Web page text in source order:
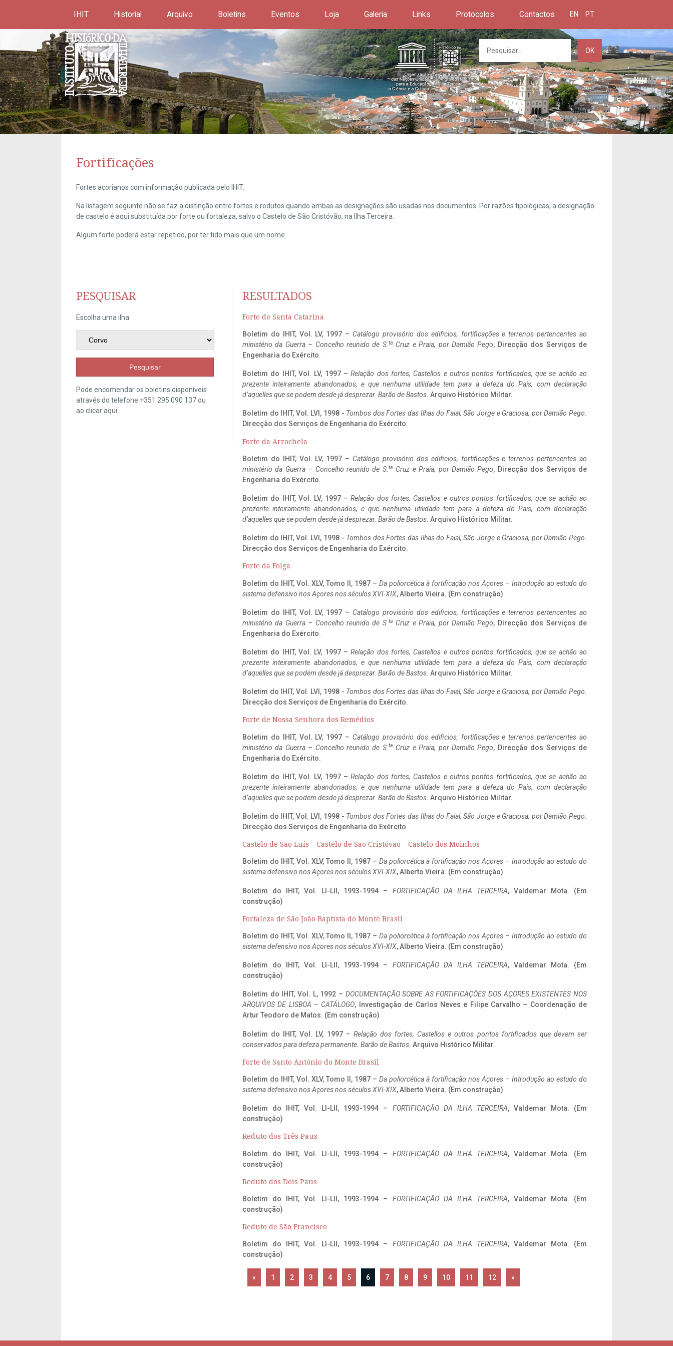
IHIT Historial Arquivo Boletins Eventos Loja Galeria Links Protocolos Contactos EN PT
OK
Fortificações
Fortes açorianos com informação publicada pelo IHIT.
Na listagem seguinte não se faz a distinção entre fortes e redutos quando ambas as designações são usadas nos documentos. Por razões tipológicas, a designação
de castelo é aqui substituída por forte ou fortaleza, salvo o Castelo de São Cristóvão, na Ilha Terceira.
Algum forte poderá estar repetido, por ter tido mais que um nome.
PESQUISAR
Escolha uma ilha:
Pesquisar
Pode encomendar os boletins disponíveis
através do telefone +351 295 090 137 ou
ao clicaraqui
RESULTADOS
Forte de Santa Catarina
Boletim do IHIT, Vol. LV, 1997 – Catálogo provisório dos edificios, fortificações e terrenos pertencentes ao
ministério da Guerra – Concelho reunido de S. ta Cruz e Praia, por Damião Pego, Direcção dos Serviços de
Engenharia do Exército.
Boletim do IHIT, Vol. LV, 1997 –Relação dos fortes, Castellos e outros pontos fortificados, que se achão ao
prezente inteiramente abandonados, e que nenhuma utilidade tem para a defeza do Pais, com declaração
d’aquelles que se podem desde já desprezar. Barão de Bastos. Arquivo Histórico Militar.
Boletim do IHIT, Vol. LVI, 1998 - Tombos dos Fortes das Ilhas do Faial, São Jorge e Graciosa, por Damião Pego.
Direcção dos Serviços de Engenharia do Exército.
Forte da Arrochela
Boletim do IHIT, Vol. LV, 1997 – Catálogo provisório dos edificios, fortificações e terrenos pertencentes ao
ministério da Guerra – Concelho reunido de S. ta Cruz e Praia, por Damião Pego, Direcção dos Serviços de
Engenharia do Exército.
Boletim do IHIT, Vol. LV, 1997 –Relação dos fortes, Castellos e outros pontos fortificados, que se achão ao
prezente inteiramente abandonados, e que nenhuma utilidade tem para a defeza do Pais, com declaração
d’aquelles que se podem desde já desprezar. Barão de Bastos. Arquivo Histórico Militar.
Boletim do IHIT, Vol. LVI, 1998 - Tombos dos Fortes das Ilhas do Faial, São Jorge e Graciosa, por Damião Pego.
Direcção dos Serviços de Engenharia do Exército.
Forte da Folga
Boletim do IHIT, Vol. XLV, Tomo II, 1987 – Da poliorcética à fortificação nos Açores – Introdução ao estudo do
sistema defensivo nos Açores nos séculos XVI-XIX, Alberto Vieira. (Em construção)
Boletim do IHIT, Vol. LV, 1997 – Catálogo provisório dos edificios, fortificações e terrenos pertencentes ao
ministério da Guerra – Concelho reunido de S. ta Cruz e Praia, por Damião Pego, Direcção dos Serviços de
Engenharia do Exército.
Boletim do IHIT, Vol. LV, 1997 –Relação dos fortes, Castellos e outros pontos fortificados, que se achão ao
prezente inteiramente abandonados, e que nenhuma utilidade tem para a defeza do Pais, com declaração
d’aquelles que se podem desde já desprezar. Barão de Bastos. Arquivo Histórico Militar.
Boletim do IHIT, Vol. LVI, 1998 - Tombos dos Fortes das Ilhas do Faial, São Jorge e Graciosa, por Damião Pego.
Direcção dos Serviços de Engenharia do Exército.
Forte de Nossa Senhora dos Remédios
Boletim do IHIT, Vol. LV, 1997 – Catálogo provisório dos edificios, fortificações e terrenos pertencentes ao
ministério da Guerra – Concelho reunido de S. ta Cruz e Praia, por Damião Pego, Direcção dos Serviços de
Engenharia do Exército.
Boletim do IHIT, Vol. LV, 1997 –Relação dos fortes, Castellos e outros pontos fortificados, que se achão ao
prezente inteiramente abandonados, e que nenhuma utilidade tem para a defeza do Pais, com declaração
d’aquelles que se podem desde já desprezar. Barão de Bastos. Arquivo Histórico Militar.
Boletim do IHIT, Vol. LVI, 1998 - Tombos dos Fortes das Ilhas do Faial, São Jorge e Graciosa, por Damião Pego.
Direcção dos Serviços de Engenharia do Exército.
Castelo de São Luís – Castelo de São Cristóvão – Castelo dos Moinhos
Boletim do IHIT, Vol. XLV, Tomo II, 1987 – Da poliorcética à fortificação nos Açores – Introdução ao estudo do
sistema defensivo nos Açores nos séculos XVI-XIX, Alberto Vieira. (Em construção)
Boletim do IHIT, Vol. LI-LII, 1993-1994 – FORTIFICAÇÃO DA ILHA TERCEIRA, Valdemar Mota. (Em
construção)
Fortaleza de São João Baptista do Monte Brasil
Boletim do IHIT, Vol. XLV, Tomo II, 1987 – Da poliorcética à fortificação nos Açores – Introdução ao estudo do
sistema defensivo nos Açores nos séculos XVI-XIX, Alberto Vieira. (Em construção)
Boletim do IHIT, Vol. LI-LII, 1993-1994 – FORTIFICAÇÃO DA ILHA TERCEIRA, Valdemar Mota. (Em
construção)
Boletim do IHIT, Vol. L, 1992 – DOCUMENTAÇÃO SOBRE AS FORTIFICAÇÕES DOS AÇORES EXISTENTES NOS
ARQUIVOS DE LISBOA – CATÁLOGO, Investigação de Carlos Neves e Filipe Carvalho – Coordenação de
Artur Teodoro de Matos. (Em construção)
Boletim do IHIT, Vol. LV, 1997 – Relação dos fortes, Castellos e outros pontos fortificados que devem ser
conservados para defeza permanente. Barão de Bastos. Arquivo Histórico Militar.
Forte de Santo António do Monte Brasil
Boletim do IHIT, Vol. XLV, Tomo II, 1987 – Da poliorcética à fortificação nos Açores – Introdução ao estudo do
sistema defensivo nos Açores nos séculos XVI-XIX, Alberto Vieira. (Em construção)
Boletim do IHIT, Vol. LI-LII, 1993-1994 – FORTIFICAÇÃO DA ILHA TERCEIRA, Valdemar Mota. (Em
construção)
Reduto dos Três Paus
Boletim do IHIT, Vol. LI-LII, 1993-1994 – FORTIFICAÇÃO DA ILHA TERCEIRA, Valdemar Mota. (Em
construção)
Reduto dos Dois Paus
Boletim do IHIT, Vol. LI-LII, 1993-1994 – FORTIFICAÇÃO DA ILHA TERCEIRA, Valdemar Mota. (Em
construção)
Reduto de São Francisco
Boletim do IHIT, Vol. LI-LII, 1993-1994 – FORTIFICAÇÃO DA ILHA TERCEIRA, Valdemar Mota. (Em
construção)
« 1 2 3 4 5 6 7 8 9 10 11 12 »